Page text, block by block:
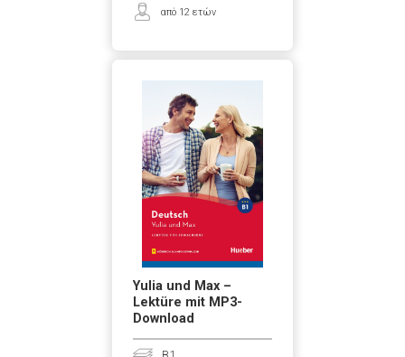
από 12 ετών
Yulia und Max –
Lektüre mit MP3-
Download
B1